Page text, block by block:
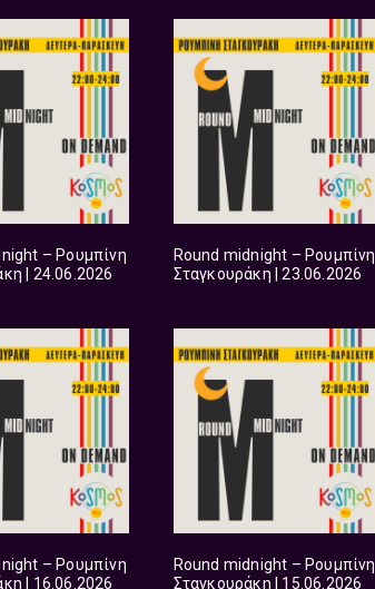
– Ρουμπίνη
| 24.06.2026
Round midnight – Ρουμπίνη
Σταγκουράκη | 23.06.2026
– Ρουμπίνη
| 16.06.2026
Round midnight – Ρουμπίνη
Σταγκουράκη | 15.06.2026